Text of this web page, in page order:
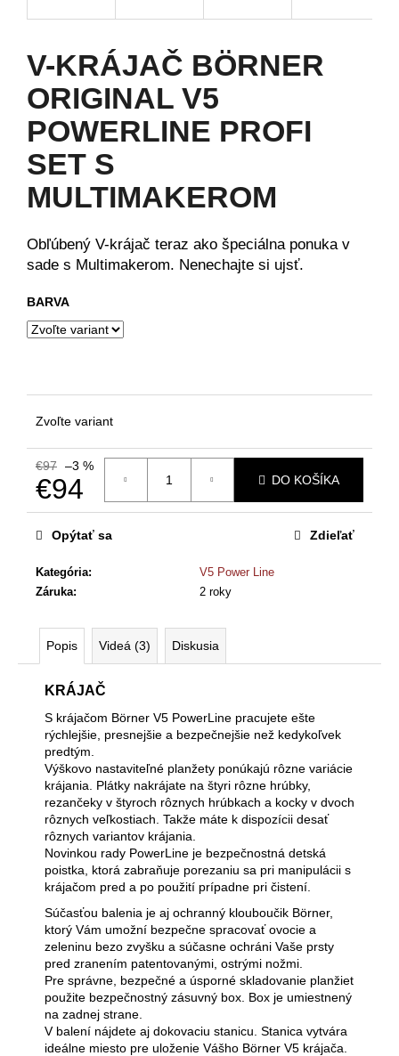
V-KRÁJAČ BÖRNER
ORIGINAL V5
POWERLINE PROFI
SET S
MULTIMAKEROM
Obľúbený V-krájač teraz ako špeciálna ponuka v
sade s Multimakerom. Nenechajte si ujsť.
BARVA
Zvoľte variant
€97 –3 %
€94
Jednotková
DO KOŠÍKA
Kategória:
V5 Power Line
Záruka: 2 roky
Opýtať sa Zdieľať
Popis Videá (3) Diskusia
KRÁJAČ
S krájačom Börner V5 PowerLine pracujete ešte
rýchlejšie, presnejšie a bezpečnejšie než kedykoľvek
predtým.
Výškovo nastaviteľné planžety ponúkajú rôzne variácie
krájania. Plátky nakrájate na štyri rôzne hrúbky,
rezančeky v štyroch rôznych hrúbkach a kocky v dvoch
rôznych veľkostiach. Takže máte k dispozícii desať
rôznych variantov krájania.
Novinkou rady PowerLine je bezpečnostná detská
poistka, ktorá zabraňuje porezaniu sa pri manipulácii s
krájačom pred a po použití prípadne pri čistení.
Súčasťou balenia je aj ochranný klouboučik Börner,
ktorý Vám umožní bezpečne spracovať ovocie a
zeleninu bezo zvyšku a súčasne ochráni Vaše prsty
pred zranením patentovanými, ostrými nožmi.
Pre správne, bezpečné a úsporné skladovanie planžiet
použite bezpečnostný zásuvný box. Box je umiestnený
na zadnej strane.
V balení nájdete aj dokovaciu stanicu. Stanica vytvára
ideálne miesto pre uloženie Vášho Börner V5 krájača.
á
s
ť
?
HĽADAŤ
d
p
o
č
V-
KRÁJAČ
BÖRNER
POWERLINE
MULTIMAKEROM
Pôvodne: